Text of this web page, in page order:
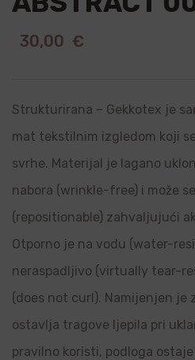
30,00 €
Strukturirana – Gekkotex je
mat tekstilnim izgledom koji
svrhe. Materijal je lagano
nabora (wrinkle-free) i može
(repositionable) zahvaljujući
Otporno je na vodu (water-
neraspadljivo (virtually tear-
(does not curl). Namijenjen je
ostavlja tragove ljepila pri
pravilno koristi, podloga